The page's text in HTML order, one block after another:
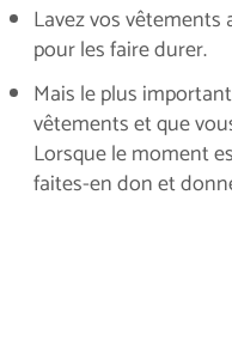
Lavez vos vêtements
pour les faire durer.
Mais le plus
vêtements et que
Lorsque le moment
faites-en don et